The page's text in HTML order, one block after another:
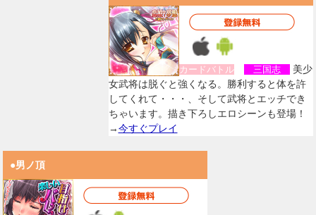
カードバトル 三国志
美少
女武将は脱ぐと強くなる。勝利すると体を許
してくれて・・・、そして武将とエッチでき
ちゃいます。描き下ろしエロシーンも登場！
→今すぐプレイ
●男ノ頂